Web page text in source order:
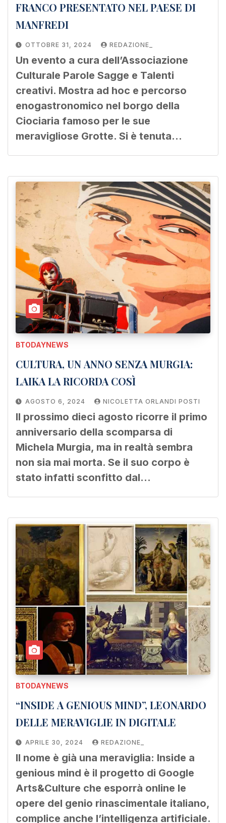
FRANCO PRESENTATO NEL PAESE DI
MANFREDI
OTTOBRE 31, 2024 REDAZIONE_
Un evento a cura dell’Associazione
Culturale Parole Sagge e Talenti
creativi. Mostra ad hoc e percorso
enogastronomico nel borgo della
Ciociaria famoso per le sue
meravigliose Grotte. Si è tenuta…
BTODAYNEWS
CULTURA, UN ANNO SENZA MURGIA:
LAIKA LA RICORDA COSÌ
AGOSTO 6, 2024 NICOLETTA ORLANDI POSTI
Il prossimo dieci agosto ricorre il primo
anniversario della scomparsa di
Michela Murgia, ma in realtà sembra
non sia mai morta. Se il suo corpo è
stato infatti sconfitto dal…
BTODAYNEWS
“INSIDE A GENIOUS MIND”, LEONARDO
DELLE MERAVIGLIE IN DIGITALE
APRILE 30, 2024 REDAZIONE_
Il nome è già una meraviglia: Inside a
genious mind è il progetto di Google
Arts&Culture che esporrà online le
opere del genio rinascimentale italiano,
complice anche l’intelligenza artificiale.